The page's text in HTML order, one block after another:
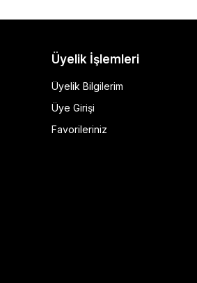
Üyelik İşlemleri
Üyelik Bilgilerim
Üye Girişi
Favorileriniz